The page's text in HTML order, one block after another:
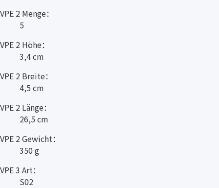
VPE 2 Menge：
5
VPE 2 Höhe：
3,4 cm
VPE 2 Breite：
4,5 cm
VPE 2 Länge：
26,5 cm
VPE 2 Gewicht：
350 g
VPE 3 Art：
S02